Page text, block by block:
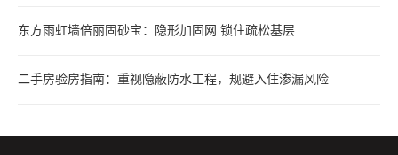
东方雨虹墙倍丽固砂宝：隐形加固网 锁住疏松基层
二手房验房指南：重视隐蔽防水工程，规避入住渗漏风险